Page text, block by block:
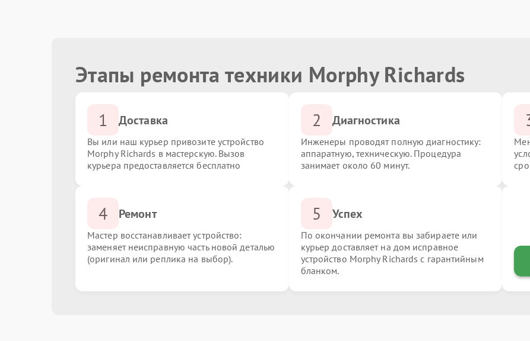
Этапы ремонта техники Morphy Richards
1 Доставка
Вы или наш курьер привозите устройство
Morphy Richards в мастерскую. Вызов
курьера предоставляется бесплатно
2 Диагностика
Инженеры проводят полную диагностику:
аппаратную, техническую. Процедура
занимает около 60 минут.
4 Ремонт
Мастер восстанавливает устройство:
заменяет неисправную часть новой деталью
(оригинал или реплика на выбор).
5 Успех
По окончании ремонта вы забираете или
курьер доставляет на дом исправное
устройство Morphy Richards с гарантийным
бланком.